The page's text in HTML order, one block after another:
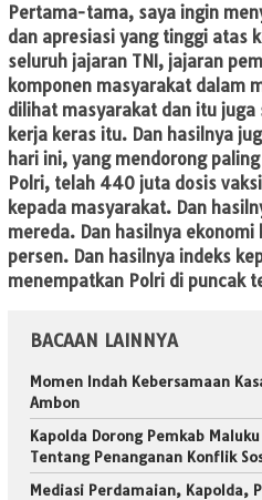
Pertama-tama, saya ingin
dan apresiasi yang tinggi atas
seluruh jajaran TNI, jajaran
komponen masyarakat dalam
dilihat masyarakat dan itu
kerja keras itu. Dan hasilnya
hari ini, yang mendorong
Polri, telah 440 juta dosis
kepada masyarakat. Dan
mereda. Dan hasilnya
persen. Dan hasilnya indeks
menempatkan Polri di puncak
BACAAN LAINNYA
Momen Indah Kebersamaan
Ambon
Kapolda Dorong Pemkab
Tentang Penanganan Konflik
Mediasi Perdamaian, Kapolda,